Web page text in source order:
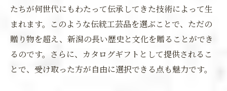
たちが何世代にもわたって伝承してきた技術によって生
まれます。このような伝統工芸品を選ぶことで、ただの
贈り物を超え、新潟の長い歴史と文化を贈ることができ
るのです。さらに、カタログギフトとして提供されるこ
とで、受け取った方が自由に選択できる点も魅力です。